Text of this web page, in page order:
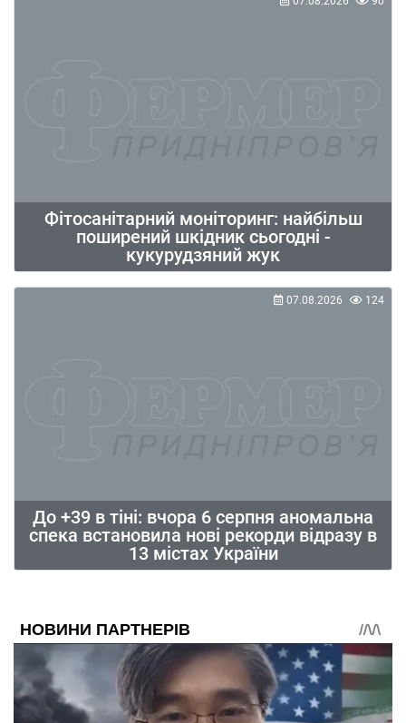
Фітосанітарний моніторинг: найбільш
поширений шкідник сьогодні -
кукурудзяний жук
До +39 в тіні: вчора 6 серпня аномальна
спека встановила нові рекорди відразу в
13 містах України
07.08.2026 124